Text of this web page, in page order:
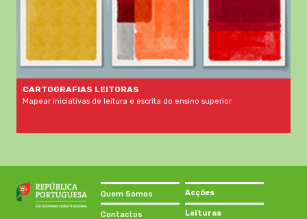
CARTOGRAFIAS LEITORAS
Mapear iniciativas de leitura e escrita do ensino superior
Quem Somos
Contactos
Acções
Leituras